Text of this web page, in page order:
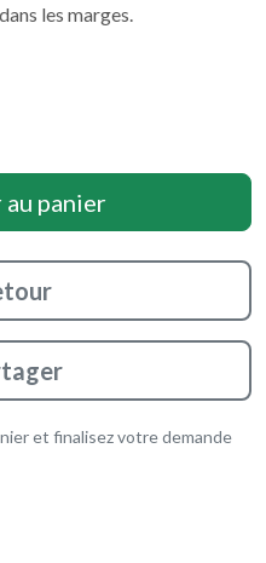
les marges.
panier
et finalisez votre demande